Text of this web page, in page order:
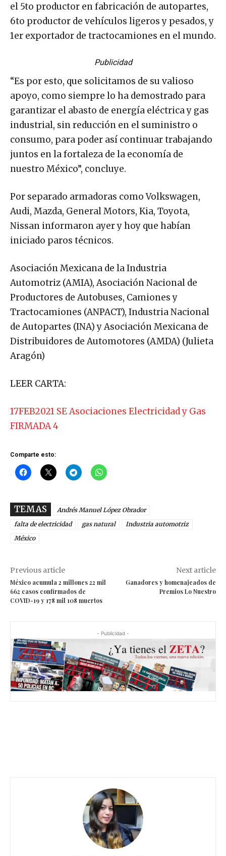
el 5to productor en fabricación de autopartes,
6to productor de vehículos ligeros y pesados, y
1er exportador de tractocamiones en el mundo.
Publicidad
“Es por esto, que solicitamos de su valioso
apoyo, como siempre lo ha demostrado para
garantizar el abasto de energía eléctrica y gas
industrial, sin reducción en el suministro o
consumo, para poder así continuar trabajando
juntos en la fortaleza de la economía de
nuestro México”, concluye.
Por separado armadoras como Volkswagen,
Audi, Mazda, General Motors, Kia, Toyota,
Nissan informaron ayer y hoy que habían
iniciado paros técnicos.
Asociación Mexicana de la Industria
Automotriz (AMIA), Asociación Nacional de
Productores de Autobuses, Camiones y
Tractocamiones (ANPACT), Industria Nacional
de Autopartes (INA) y Asociación Mexicana de
Distribuidores de Automotores (AMDA) (Julieta
Aragón)
LEER CARTA:
17FEB2021 SE Asociaciones Electricidad y Gas
FIRMADA 4
Comparte esto:
TEMAS
Andrés Manuel López Obrador
falta de electricidad
gas natural
Industria automotriz
México
Previous article
México acumula 2 millones 22 mil
662 casos confirmados de
COVID-19 y 178 mil 108 muertos
Next article
Ganadores y homenajeados de
Premios Lo Nuestro
- Publicidad -